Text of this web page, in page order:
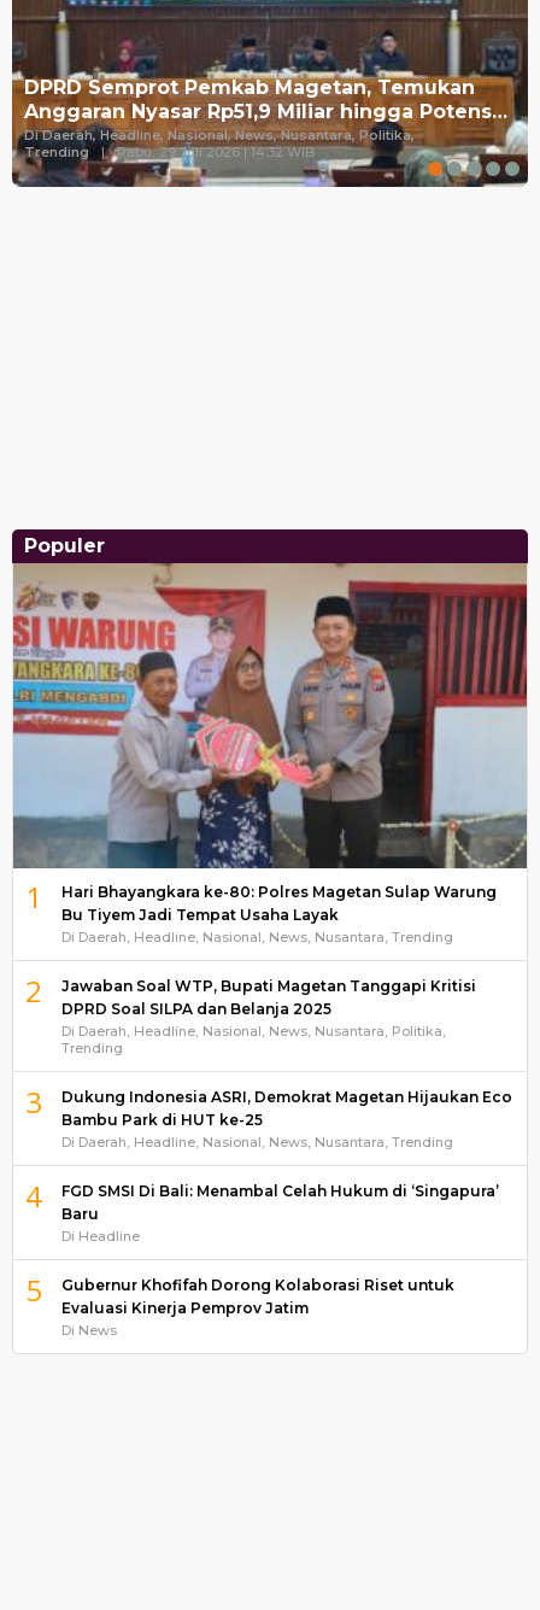
DPRD Semprot Pemkab Magetan, Temukan
Anggaran Nyasar Rp51,9 Miliar hingga Potens…
Di Daerah, Headline, Nasional, News, Nusantara, Politika,
Trending
| Rabu, 29 Juli 2026 | 14:32 WIB
Populer
1
Hari Bhayangkara ke-80: Polres Magetan Sulap Warung
Bu Tiyem Jadi Tempat Usaha Layak
Di Daerah, Headline, Nasional, News, Nusantara, Trending
2
Jawaban Soal WTP, Bupati Magetan Tanggapi Kritisi
DPRD Soal SILPA dan Belanja 2025
Di Daerah, Headline, Nasional, News, Nusantara, Politika,
Trending
3
Dukung Indonesia ASRI, Demokrat Magetan Hijaukan Eco
Bambu Park di HUT ke-25
Di Daerah, Headline, Nasional, News, Nusantara, Trending
4
FGD SMSI Di Bali: Menambal Celah Hukum di ‘Singapura’
Baru
Di Headline
5
Gubernur Khofifah Dorong Kolaborasi Riset untuk
Evaluasi Kinerja Pemprov Jatim
Di News